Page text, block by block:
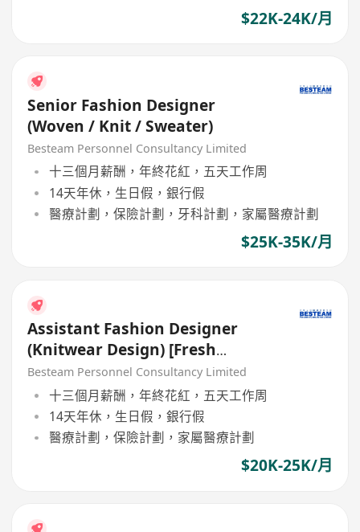
$22K-24K/月
Senior Fashion Designer
(Woven / Knit / Sweater)
Besteam Personnel Consultancy Limited
十三個月薪酬，年終花紅，五天工作周
14天年休，生日假，銀行假
醫療計劃，保險計劃，牙科計劃，家屬醫療計劃
$25K-35K/月
Assistant Fashion Designer
(Knitwear Design) [Fresh
Graduate are welcome]
Besteam Personnel Consultancy Limited
十三個月薪酬，年終花紅，五天工作周
14天年休，生日假，銀行假
醫療計劃，保險計劃，家屬醫療計劃
$20K-25K/月